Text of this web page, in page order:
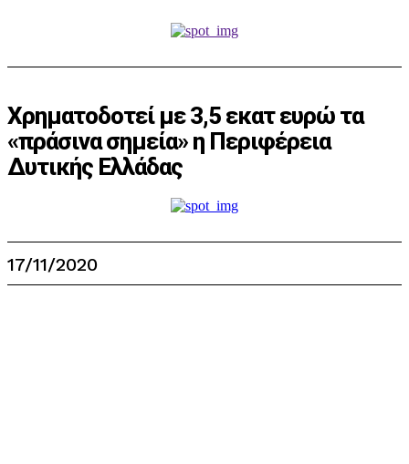
Χρηματοδοτεί με 3,5 εκατ ευρώ τα
«πράσινα σημεία» η Περιφέρεια
Δυτικής Ελλάδας
17/11/2020